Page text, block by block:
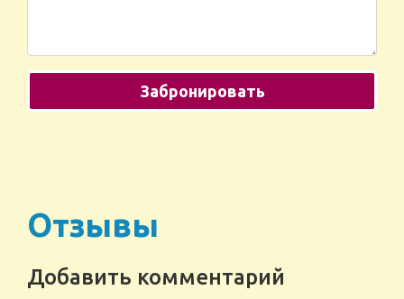
Отзывы
Добавить комментарий